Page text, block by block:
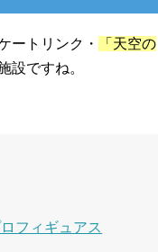
ートリンク・
「天空の
ですね。
フィギュアス